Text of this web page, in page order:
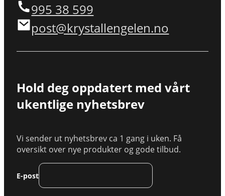
995 38 599
post@krystallengelen.no
Hold deg oppdatert med vårt
ukentlige nyhetsbrev
Vi sender ut nyhetsbrev ca 1 gang i uken. Få
oversikt over nye produkter og gode tilbud.
E-post